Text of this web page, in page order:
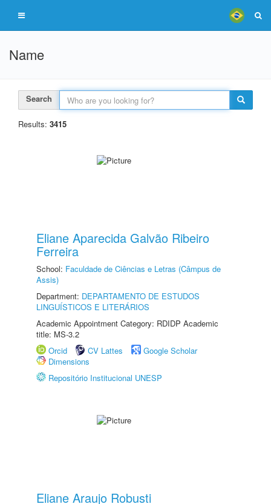
Name
Search
Results: 3415
Eliane Aparecida Galvão Ribeiro
Ferreira
School: Faculdade de Ciências e Letras (Câmpus de
Assis)
Department: DEPARTAMENTO DE ESTUDOS
LINGUÍSTICOS E LITERÁRIOS
Academic Appointment Category: RDIDP Academic
title: MS-3.2
Orcid
CV Lattes
Google Scholar
Dimensions
Repositório Institucional UNESP
Eliane Araujo Robusti